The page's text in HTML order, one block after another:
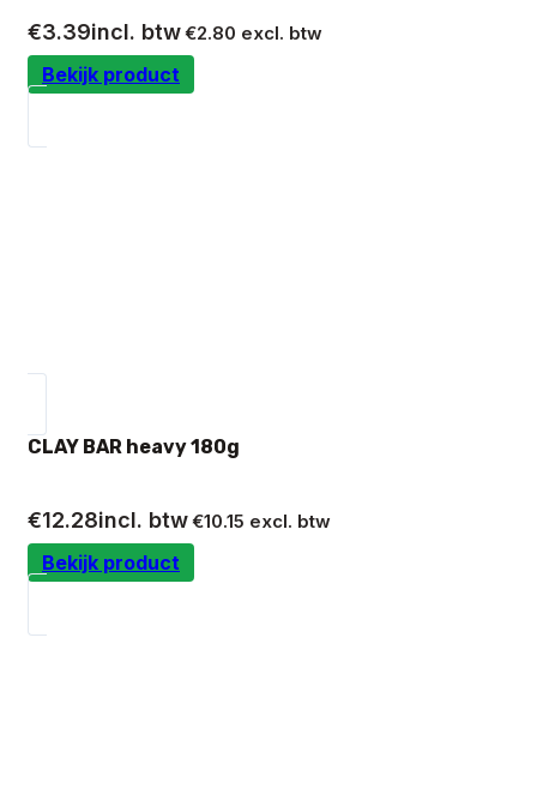
€3.39incl. btw€2.80 excl. btw
Bekijk product
CLAY BAR heavy 180g
€12.28incl. btw€10.15 excl. btw
Bekijk product